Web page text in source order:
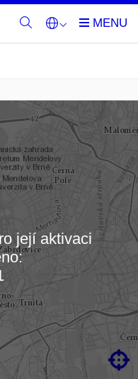

její aktivaci